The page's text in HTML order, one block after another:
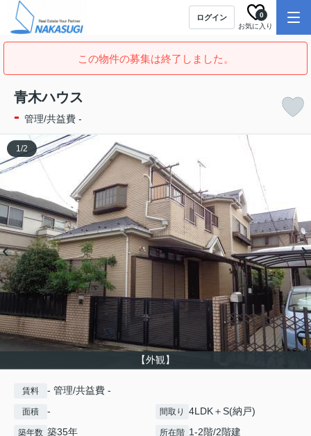
ログイン
お気に入り
0
この物件の募集は終了しました。
青木ハウス
- 管理/共益費 -
【外観】
1/2
賃料 - 管理/共益費 -
面積 - 間取り 4LDK＋S(納戸)
築年数 築35年 所在階 1-2階/2階建